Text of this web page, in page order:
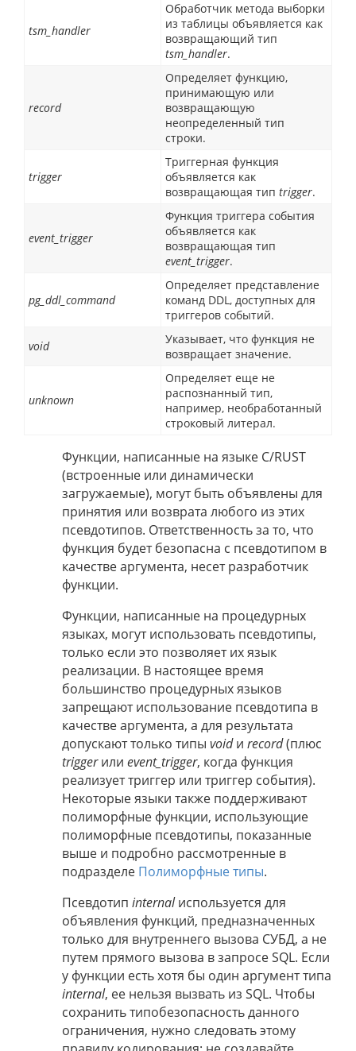
tsm_handler
Обработчик метода выборки
из таблицы объявляется как
возвращающий тип
tsm_handler.
record
Определяет функцию,
принимающую или
возвращающую
неопределенный тип
строки.
trigger
Триггерная функция
объявляется как
возвращающая тип trigger.
event_trigger
Функция триггера события
объявляется как
возвращающая тип
event_trigger.
pg_ddl_command
Определяет представление
команд DDL, доступных для
триггеров событий.
void
Указывает, что функция не
возвращает значение.
unknown
Определяет еще не
распознанный тип,
например, необработанный
строковый литерал.
Функции, написанные на языке C/RUST
(встроенные или динамически
загружаемые), могут быть объявлены для
принятия или возврата любого из этих
псевдотипов. Ответственность за то, что
функция будет безопасна с псевдотипом в
качестве аргумента, несет разработчик
функции.
Функции, написанные на процедурных
языках, могут использовать псевдотипы,
только если это позволяет их язык
реализации. В настоящее время
большинство процедурных языков
запрещают использование псевдотипа в
качестве аргумента, а для результата
допускают только типы voidи record(плюс
triggerили event_trigger, когда функция
реализует триггер или триггер события).
Некоторые языки также поддерживают
полиморфные функции, использующие
полиморфные псевдотипы, показанные
выше и подробно рассмотренные в
подразделе Полиморфные типы.
Псевдотип internalиспользуется для
объявления функций, предназначенных
только для внутреннего вызова СУБД, а не
путем прямого вызова в запросе SQL. Если
у функции есть хотя бы один аргумент типа
internal, ее нельзя вызвать из SQL. Чтобы
сохранить типобезопасность данного
ограничения, нужно следовать этому